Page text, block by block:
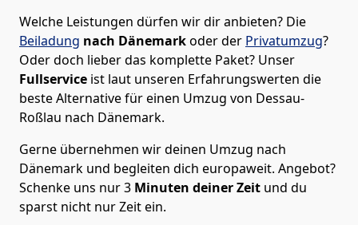
Welche Leistungen dürfen wir dir anbieten? Die
Beiladung nach Dänemarkoder der Privatumzug?
Oder doch lieber das komplette Paket? Unser
Fullservice ist laut unseren Erfahrungswerten die
beste Alternative für einen Umzug von Dessau-
Roßlau nach Dänemark.
Gerne übernehmen wir deinen Umzug nach
Dänemark und begleiten dich europaweit. Angebot?
Schenke uns nur3 Minuten deiner Zeit und du
sparst nicht nur Zeit ein.